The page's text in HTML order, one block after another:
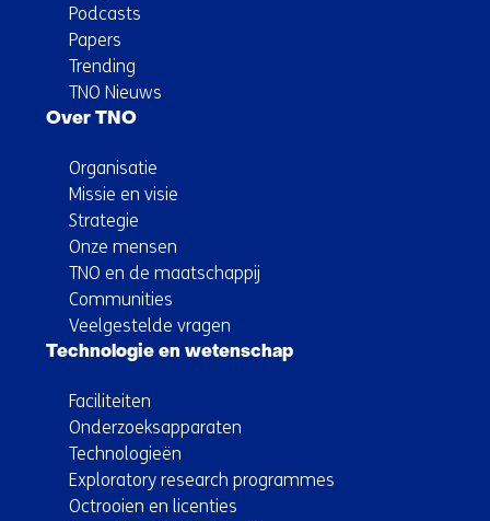
Podcasts
Papers
Trending
TNO Nieuws
Over TNO
Organisatie
Missie en visie
Strategie
Onze mensen
TNO en de maatschappij
Communities
Veelgestelde vragen
Technologie en wetenschap
Faciliteiten
Onderzoeksapparaten
Technologieën
Exploratory research programmes
Octrooien en licenties